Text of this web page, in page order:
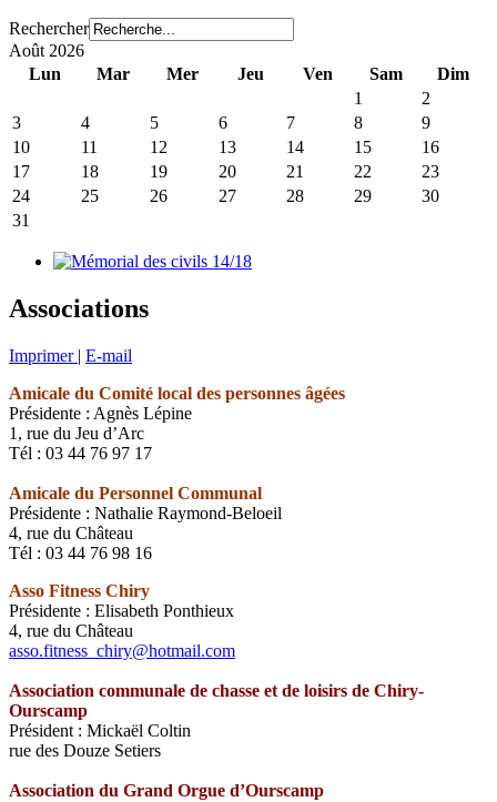
Rechercher
Août 2026
Lun
Mar Mer Jeu Ven Sam
Dim
1
2
3
4 5 6 7 8
9
10
11 12 13 14 15
16
17
18 19 20 21 22
23
24
25 26 27 28 29
30
31
Associations
Imprimer | E-mail
Amicale du Comité local des personnes âgées
Présidente : Agnès Lépine
1, rue du Jeu d’Arc
Tél : 03 44 76 97 17
Amicale du Personnel Communal
Présidente : Nathalie Raymond-Beloeil
4, rue du Château
Tél : 03 44 76 98 16
Asso Fitness Chiry
Présidente : Elisabeth Ponthieux
4, rue du Château
asso.fitness_chiry@hotmail.com
Association communale de chasse et de loisirs de Chiry-
Ourscamp
Président : Mickaël Coltin
rue des Douze Setiers
Association du Grand Orgue d’Ourscamp